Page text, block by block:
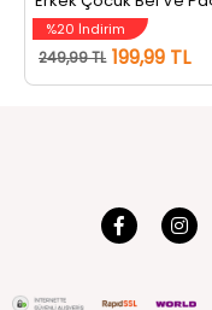
%20 İndirim
249,99 TL 199,99 TL